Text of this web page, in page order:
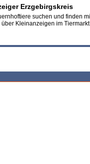
Erzgebirgskreis
suchen und finden
Kleinanzeigen im Tiermarkt